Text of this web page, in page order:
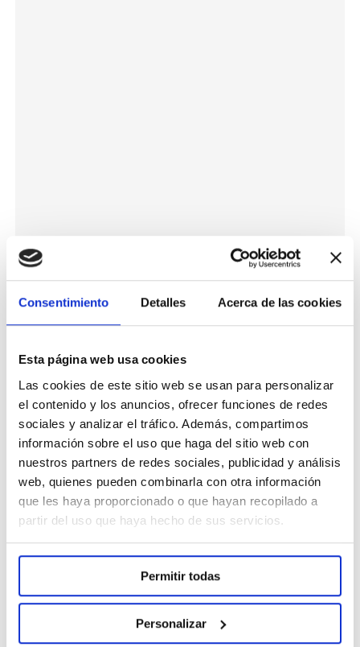
Consentimiento Detalles Acerca de las cookies
Esta página web usa cookies
Las cookies de este sitio web se usan para personalizar
el contenido y los anuncios, ofrecer funciones de redes
sociales y analizar el tráfico. Además, compartimos
información sobre el uso que haga del sitio web con
nuestros partners de redes sociales, publicidad y análisis
web, quienes pueden combinarla con otra información
que les haya proporcionado o que hayan recopilado a
partir del uso que haya hecho de sus servicios.
Permitir todas
Personalizar
Conócenos
Nuestra Esencia
Nuestra historia
Divisiones
Normon en cifras
Nuestro compromiso
Comprometidos con la salud
Comprometidos con las personas
Comprometidos con la calidad